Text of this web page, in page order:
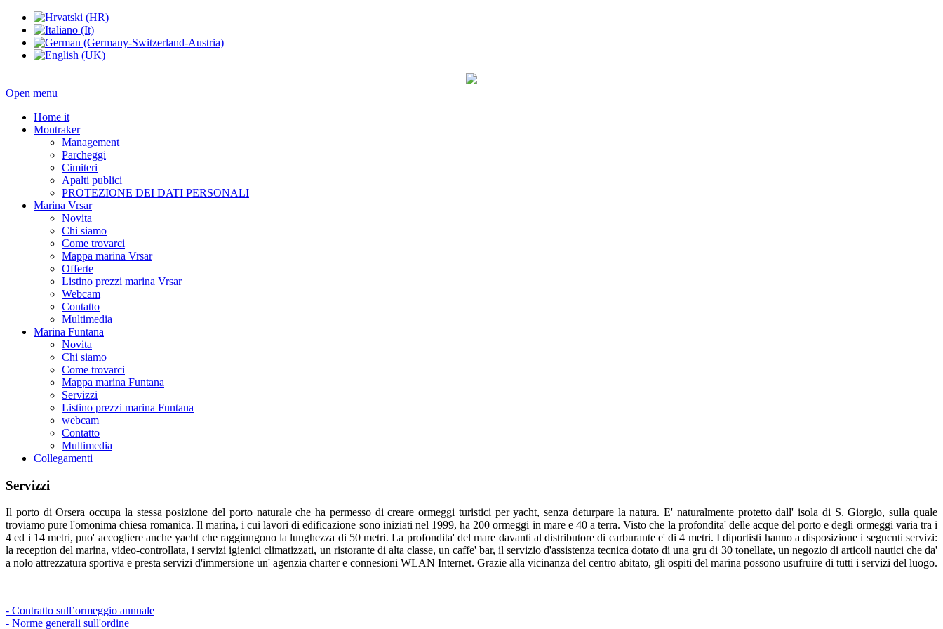
Open menu
Home it
Montraker
Management
Parcheggi
Cimiteri
Apalti publici
PROTEZIONE DEI DATI PERSONALI
Marina Vrsar
Novita
Chi siamo
Come trovarci
Mappa marina Vrsar
Offerte
Listino prezzi marina Vrsar
Webcam
Contatto
Multimedia
Marina Funtana
Novita
Chi siamo
Come trovarci
Mappa marina Funtana
Servizzi
Listino prezzi marina Funtana
webcam
Contatto
Multimedia
Collegamenti
Servizzi
Il porto di Orsera occupa la stessa posizione del porto naturale che ha permesso di creare ormeggi turistici per yacht, senza deturpare la natura. E' naturalmente protetto dall' isola di S. Giorgio, sulla quale
troviamo pure l'omonima chiesa romanica. Il marina, i cui lavori di edificazione sono iniziati nel 1999, ha 200 ormeggi in mare e 40 a terra. Visto che la profondita' delle acque del porto e degli ormeggi varia tra i
4 ed i 14 metri, puo' accogliere anche yacht che raggiungono la lunghezza di 50 metri. La profondita' del mare davanti al distributore di carburante e' di 4 metri. I diportisti hanno a disposizione i segucnti servizi:
la reception del marina, video-controllata, i servizi igienici climatizzati, un ristorante di alta classe, un caffe' bar, il servizio d'assistenza tecnica dotato di una gru di 30 tonellate, un negozio di articoli nautici che da'
a nolo attrezzatura sportiva e presta servizi d'immersione un' agenzia charter e connesioni WLAN Internet. Grazie alla vicinanza del centro abitato, gli ospiti del marina possono usufruire di tutti i servizi del luogo.
- Contratto sull’ormeggio annuale
- Norme generali sull'ordine